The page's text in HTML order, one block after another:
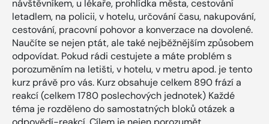
návštěvníkem, u lékaře, prohlídka města, cestování
letadlem, na policii, v hotelu, určování času, nakupování,
cestování, pracovní pohovor a konverzace na dovolené.
Naučíte se nejen ptát, ale také nejběžnějším způsobem
odpovídat. Pokud rádi cestujete a máte problém s
porozuměním na letišti, v hotelu, v metru apod. je tento
kurz právě pro vás. Kurz obsahuje celkem 890 frází a
reakcí (celkem 1780 poslechových jednotek) Každé
téma je rozděleno do samostatných bloků otázek a